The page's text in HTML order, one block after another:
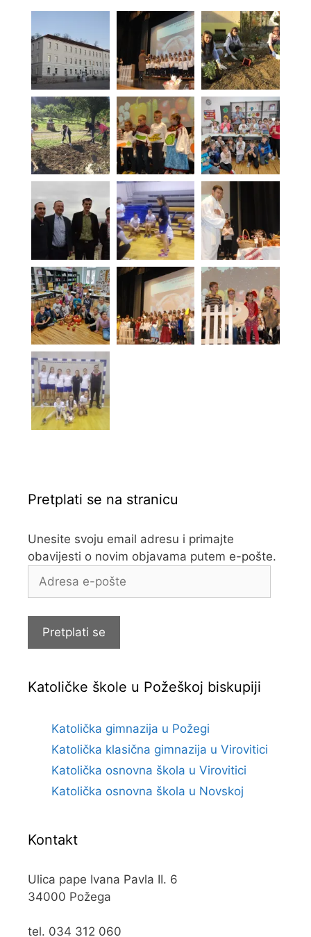
Pretplati se na stranicu
Unesite svoju email adresu i primajte
obavijesti o novim objavama putem e-pošte.
Adresa
Pretplati se
Katoličke škole u Požeškoj biskupiji
Katolička gimnazija u Požegi
Katolička klasična gimnazija u Virovitici
Katolička osnovna škola u Virovitici
Katolička osnovna škola u Novskoj
Kontakt
Ulica pape Ivana Pavla II. 6
34000 Požega
tel. 034 312 060